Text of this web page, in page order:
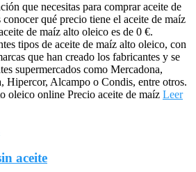
que necesitas para comprar aceite de
qué precio tiene el aceite de maíz
de maíz alto oleico es de 0 €.
tipos de aceite de maíz alto oleico, con
que han creado los fabricantes y se
supermercados como Mercadona,
Alcampo o Condis, entre otros.
oleico online Precio aceite de maíz Leer
aceite